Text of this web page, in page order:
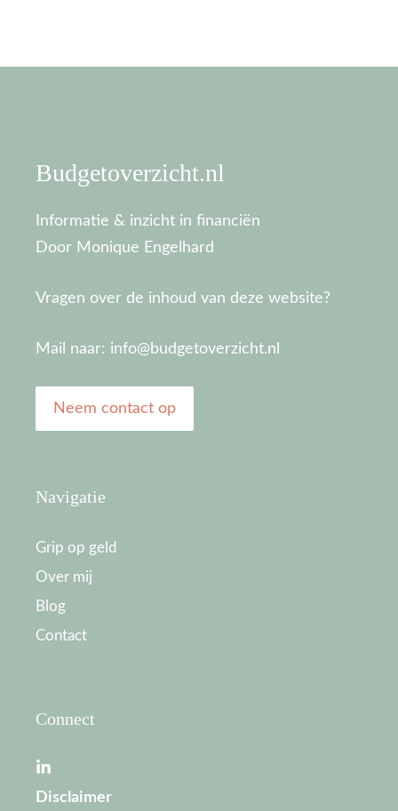
Budgetoverzicht.nl
Informatie & inzicht in financiën
Door Monique Engelhard
Vragen over de inhoud van deze website?
Mail naar: info@budgetoverzicht.nl
Neem contact op
Navigatie
Grip op geld
Over mij
Blog
Contact
Connect
Disclaimer